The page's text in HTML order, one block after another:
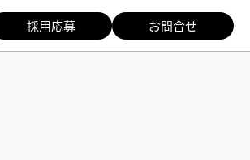
採用応募 お問合せ